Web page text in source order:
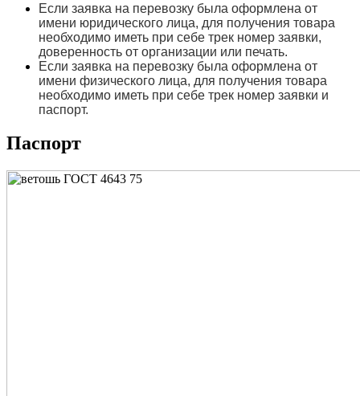
Если заявка на перевозку была оформлена от
имени юридического лица, для получения товара
необходимо иметь при себе трек номер заявки,
доверенность от организации или печать.
Если заявка на перевозку была оформлена от
имени физического лица, для получения товара
необходимо иметь при себе трек номер заявки и
паспорт.
Паспорт